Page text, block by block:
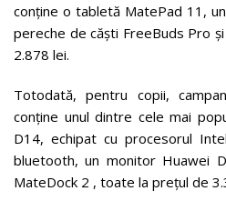
conține o tabletă MatePad 11,
pereche de căști FreeBuds Pro
2.878 lei.
Totodată, pentru copii,
conține unul dintre cele mai
D14, echipat cu procesorul
bluetooth, un monitor Huawei
MateDock 2 , toate la prețul de